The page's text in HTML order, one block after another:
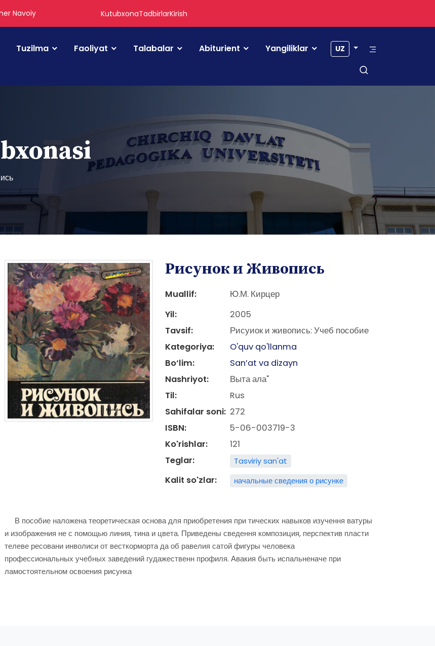
Navoiy KutubxonaTadbirlarKirish
Tuzilma Faoliyat Talabalar Abiturient Yangiliklar UZ
Рисунок и Живопись
Muallif:
Ю.М. Кирцер
Yil:
2005
Tavsif:
Рисуиок и живопись: Учеб пособие
Kategoriya:
O'quv qo'llanma
Bo‘lim:
San’at va dizayn
Nashriyot:
Выта ала"
Til:
Rus
Sahifalar soni: 272
ISBN:
5-06-003719-3
Ko'rishlar:
121
Teglar:
Tasviriy san'at
Kalit so'zlar: начальные сведения о рисунке
В пособие наложена теоретическая основа для приобретения при тических навыков изучення ватуры
и изображения не с помощью линия, тина и цвета. Приведены сведення композиция, перспектив пласти
телеве ресовани инволиси от весткорморта да об равелия сатой фигуры человека
профессиональных учебных заведений гудажественн профиля. Авакия быть испальненаче при
ламостоятельном освоения рисунка